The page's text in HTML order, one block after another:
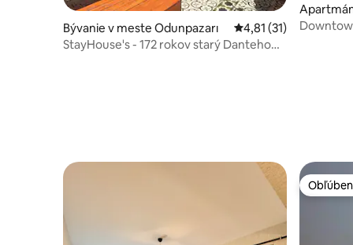
Bývanie v meste Odunpazarı Priemerné
4,81 (31)
StayHouse's - 172 rokov starý Danteho